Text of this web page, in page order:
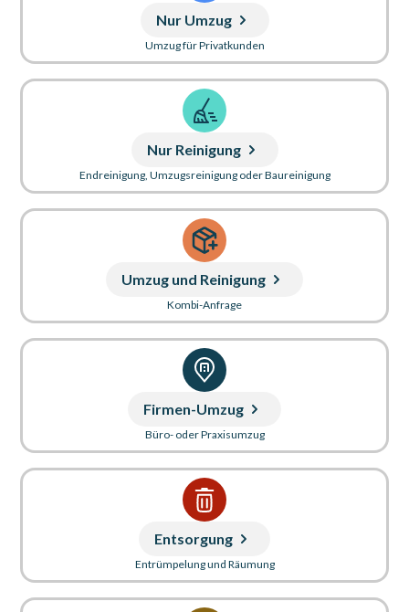
Nur Umzug
Umzug für Privatkunden
Nur Reinigung
Endreinigung, Umzugsreinigung oder Baureinigung
Umzug und Reinigung
Kombi-Anfrage
Firmen-Umzug
Büro- oder Praxisumzug
Entsorgung
Entrümpelung und Räumung